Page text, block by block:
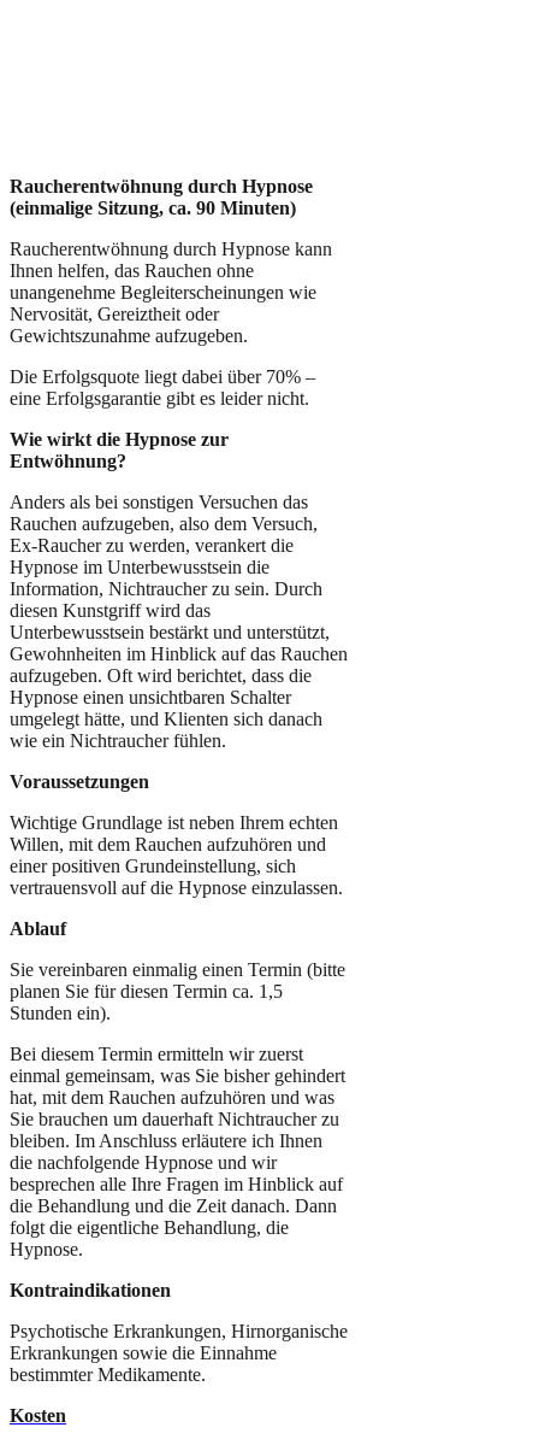
Raucherentwöhnung durch Hypnose
(einmalige Sitzung, ca. 90 Minuten)
Raucherentwöhnung durch Hypnose kann
Ihnen helfen, das Rauchen ohne
unangenehme Begleiterscheinungen wie
Nervosität, Gereiztheit oder
Gewichtszunahme aufzugeben.
Die Erfolgsquote liegt dabei über 70% –
eine Erfolgsgarantie gibt es leider nicht.
Wie wirkt die Hypnose zur
Entwöhnung?
Anders als bei sonstigen Versuchen das
Rauchen aufzugeben, also dem Versuch,
Ex-Raucher zu werden, verankert die
Hypnose im Unterbewusstsein die
Information, Nichtraucher zu sein. Durch
diesen Kunstgriff wird das
Unterbewusstsein bestärkt und unterstützt,
Gewohnheiten im Hinblick auf das Rauchen
aufzugeben. Oft wird berichtet, dass die
Hypnose einen unsichtbaren Schalter
umgelegt hätte, und Klienten sich danach
wie ein Nichtraucher fühlen.
Voraussetzungen
Wichtige Grundlage ist neben Ihrem echten
Willen, mit dem Rauchen aufzuhören und
einer positiven Grundeinstellung, sich
vertrauensvoll auf die Hypnose einzulassen.
Ablauf
Sie vereinbaren einmalig einen Termin (bitte
planen Sie für diesen Termin ca. 1,5
Stunden ein).
Bei diesem Termin ermitteln wir zuerst
einmal gemeinsam, was Sie bisher gehindert
hat, mit dem Rauchen aufzuhören und was
Sie brauchen um dauerhaft Nichtraucher zu
bleiben. Im Anschluss erläutere ich Ihnen
die nachfolgende Hypnose und wir
besprechen alle Ihre Fragen im Hinblick auf
die Behandlung und die Zeit danach. Dann
folgt die eigentliche Behandlung, die
Hypnose.
Kontraindikationen
Psychotische Erkrankungen, Hirnorganische
Erkrankungen sowie die Einnahme
bestimmter Medikamente.
Kosten